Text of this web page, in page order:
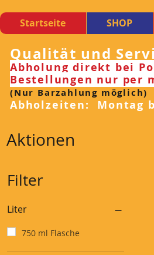
Startseite SHOP
Qualität und
Abholung direkt bei
Bestellungen nur per
(Nur Barzahlung möglich)
Abholzeiten: Montag
Aktionen
Filter
Liter
750 ml Flasche